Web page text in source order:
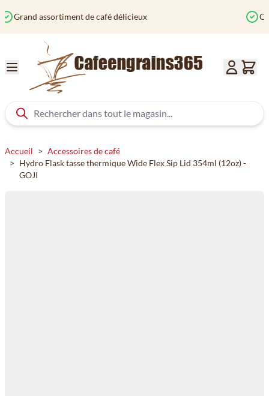
Commandé avant 12h? Expédié aujourd'hui
Accueil > Accessoires de café
> Hydro Flask tasse thermique Wide Flex Sip Lid 354ml (12oz) -
GOJI